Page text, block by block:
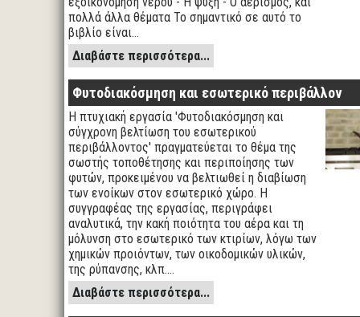
πολλά άλλα θέματα Το σημαντικό σε αυτό το
βιβλίο είναι…
Διαβάστε περισσότερα...
Φυτοδιακόσμηση και εσωτερικό περιβάλλον
Η πτυχιακή εργασία 'Φυτοδιακόσμηση και
σύγχρονη βελτίωση του εσωτερικού
περιβάλλοντος' πραγματεύεται το θέμα της
σωστής τοποθέτησης και περιποίησης των
φυτών, προκειμένου να βελτιωθεί η διαβίωση
των ενοίκων στον εσωτερικό χώρο. Η
συγγραφέας της εργασίας, περιγράφει
αναλυτικά, την κακή ποιότητα του αέρα και τη
μόλυνση στο εσωτερικό των κτιρίων, λόγω των
χημικών προιόντων, των οικοδομικών υλικών,
της ρύπανσης, κλπ.…
Διαβάστε περισσότερα...